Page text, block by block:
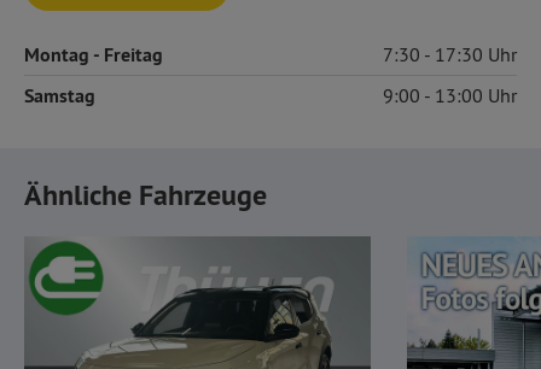
Montag - Freitag 7:30 17:30
Samstag 9:00 13:00
Ähnliche Fahrzeuge